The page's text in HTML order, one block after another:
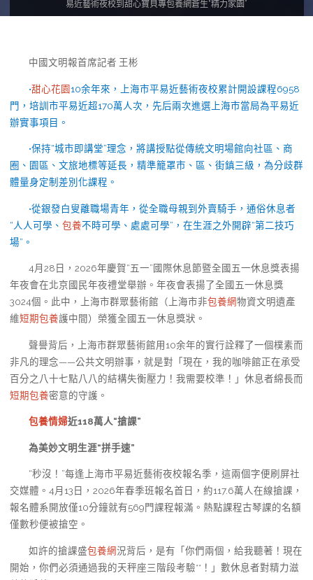
易近藝術夜校到甜心寶貝專包養網蒼生“精力家園”
中國文明報首席記者 王彬
•甜心花園10余年來，上海市平易近藝術夜校累計開設課程6958
門，培訓市平易近超170萬人次，先后兩次進選上海市當局為平易近
辦實事項目。
•保持“城市即講堂”理念，將講授點從傳統文明場館向社區、商
圈、園區、文旅地標等延長，精準籠罩市、區、街鎮三級，為分歧群
體量身定制差別化課程。
•從銀發白叟離職場青年，從全職母親到外賣騎手，通俗休息者
“人人可學、 包養不時可學、處處可學”，在生涯之外開辟“第二技巧
場”。
4月28日，2026年慶賀“五一”國際休息節暨全國五一休息獎表揚
年夜會在北京國民年夜禮堂舉辦。年夜會表揚了全國五一休息獎
3024個。此中，上海市群眾藝術館（上海市非包養網物資文明遺產
維短期包養護中間）榮獲全國五一休息獎狀。
聲譽背后，上海市群眾藝術館用10余年的實行詮釋了一個樸素而
非凡的理念——公共文明辦事，就是對「現在，我的咖啡館正在承受
百分之八十七點八八的結構失衡壓力！我需要校準！」休息者綿長而
短期包養密意的守護。
包養情婦近118萬人“搶課”
為美妙文明生涯“拼手速”
“秒沒！”每逢上海市平易近藝術夜校報名季，這兩個字便刷屏社
交媒體。4月13日，2026年春季班報名首日，約117.6萬人在線搶課，
報名體系開放僅10分鐘就有569門課程報滿。熱點課程古琴課的名額
僅數秒便被搶空。
如許的搶課盛包養網況背后，是有「你們兩個，給我聽著！現在
開始，你們必須通過我的天秤座三階段考驗**！」數休息者對精力滋